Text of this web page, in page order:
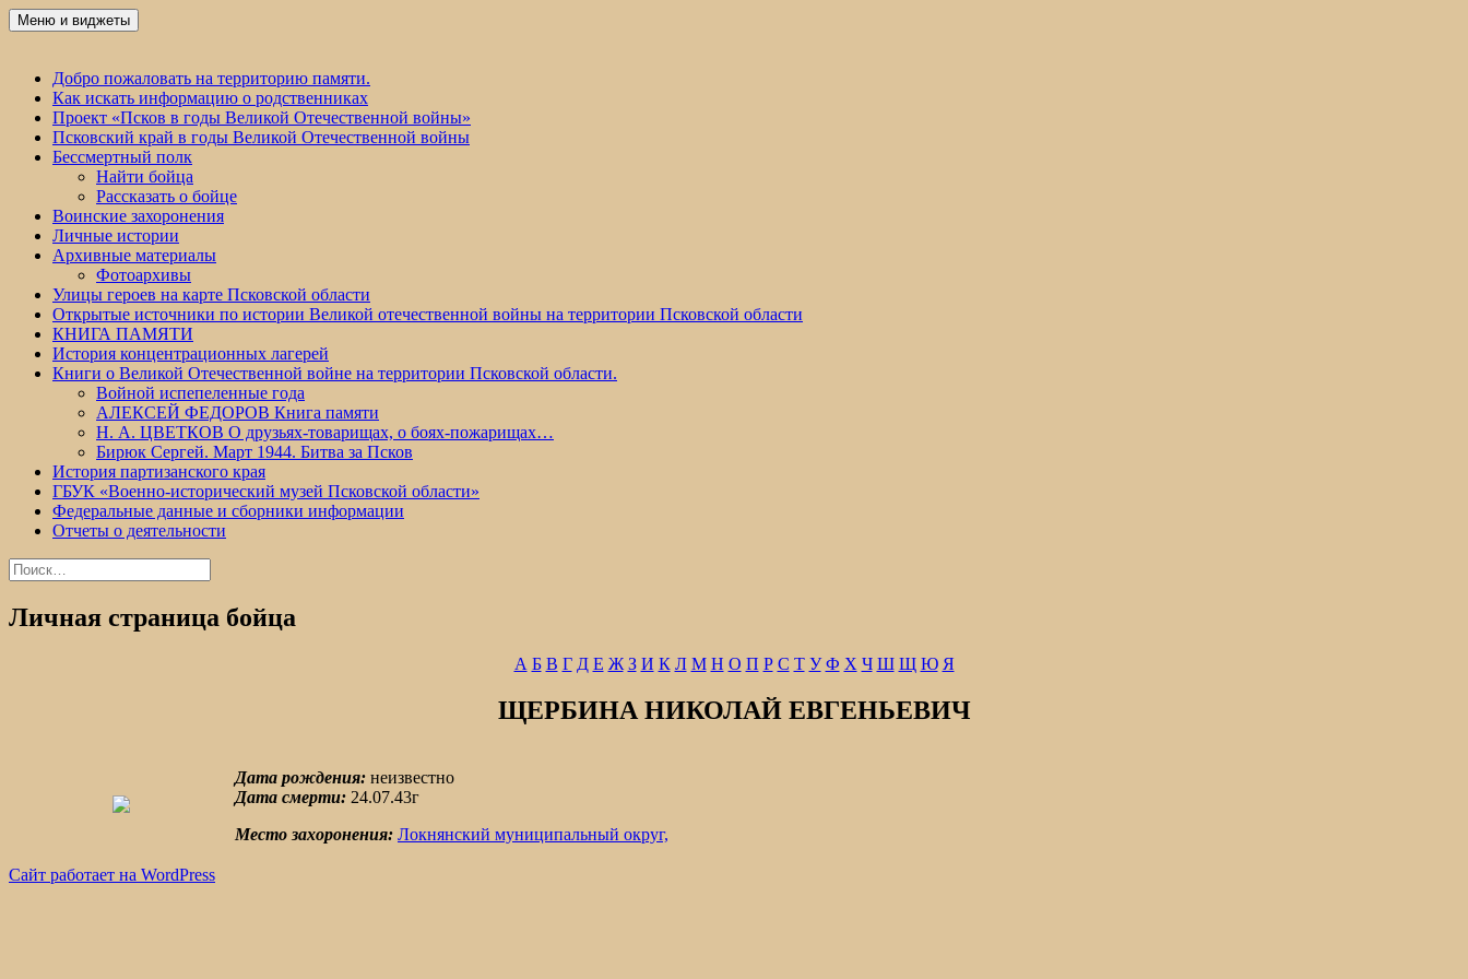
Перейти
к
Победа 60
Меню и виджеты
Добро пожаловать на территорию памяти.
Как искать информацию о родственниках
Проект «Псков в годы Великой Отечественной войны»
Псковский край в годы Великой Отечественной войны
Бессмертный полк
Найти бойца
Рассказать о бойце
Воинские захоронения
Личные истории
Архивные материалы
Фотоархивы
Улицы героев на карте Псковской области
Открытые источники по истории Великой отечественной войны на территории Псковской области
КНИГА ПАМЯТИ
История концентрационных лагерей
Книги о Великой Отечественной войне на территории Псковской области.
Войной испепеленные года
АЛЕКСЕЙ ФЕДОРОВ Книга памяти
Н. А. ЦВЕТКОВ О друзьях-товарищах, о боях-пожарищах…
Бирюк Сергей. Март 1944. Битва за Псков
История партизанского края
ГБУК «Военно-исторический музей Псковской области»
Федеральные данные и сборники информации
Отчеты о деятельности
Найти:
Личная страница бойца
А Б В Г Д Е Ж З И К Л М Н О П Р С Т У Ф Х Ч Ш Щ Ю Я
ЩЕРБИНА НИКОЛАЙ ЕВГЕНЬЕВИЧ
Дата рождения: неизвестно
Дата смерти: 24.07.43г
Место захоронения: Локнянский муниципальный округ,
Сайт работает на WordPress